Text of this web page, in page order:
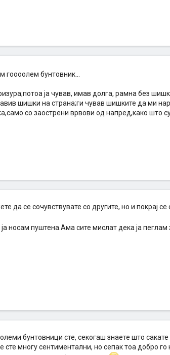
гоооолем бунтовник...
ја чував, имав долга, рамна без
шишки на страна;ги чував шишките да ми
со заострени врвови од напред,како што
да се сочувствувате со другите, но и покрај се
носам пуштена.Ама сите мислат дека ја пеглам
бунтовници сте, секогаш знаете што
многу сентиментални, но сепак тоа добро го